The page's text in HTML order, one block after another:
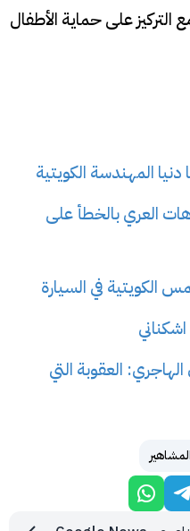
على حماية الأطفال
المهندسة الكويتية
العري بالخطأ على
الكويتية في السيارة
العقوبة التي